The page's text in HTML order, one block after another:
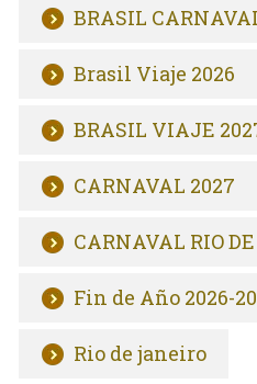
BRASIL
Brasil Viaje 2026
BRASIL VIAJE
CARNAVAL 2027
CARNAVAL RIO
Fin de Año 2026-
Rio de janeiro